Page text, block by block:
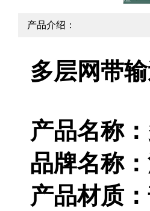
产品介绍：
多层网带
产品名称
品牌名称
产品材质